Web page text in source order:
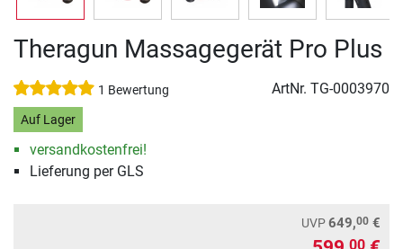
Theragun Massagegerät Pro Plus
1 Bewertung ArtNr. TG-0003970
Auf Lager
versandkostenfrei!
Lieferung per GLS
UVP649,00 €
00